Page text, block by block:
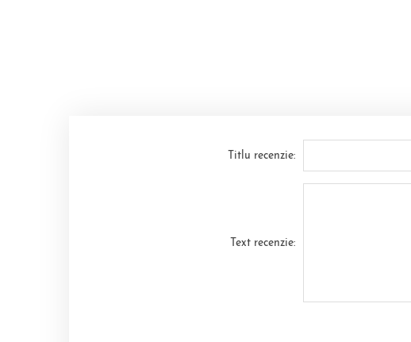
Titlu recenzie:
Text recenzie: